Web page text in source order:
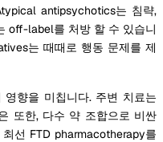
antipsychotics는 침략,
off-label를 처방 할 수 있습니
는 때때로 행동 문제를 제
향을 미칩니다. 주변 치료는
또한, 다수 약 조합으로 비싼
선 FTD pharmacotherapy를